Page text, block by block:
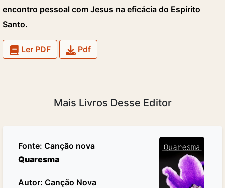
encontro pessoal com Jesus na eficácia do Espírito
Santo.
Ler PDF Pdf
Mais Livros Desse Editor
Fonte: Canção nova
Quaresma
Autor: Canção Nova